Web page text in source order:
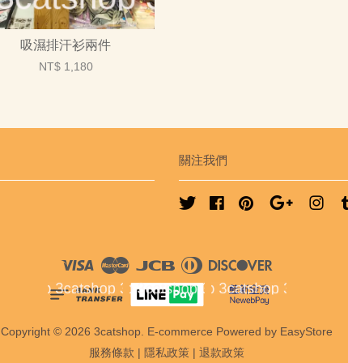
吸濕排汗衫兩件
NT$ 1,180
關注我們
Twitter FacebookPinterest Google
Visa Master JCB
Diners
Club
Copyright © 2026 3catshop. E-commerce Powered by EasyStore
服務條款
隱私政策 退款政策